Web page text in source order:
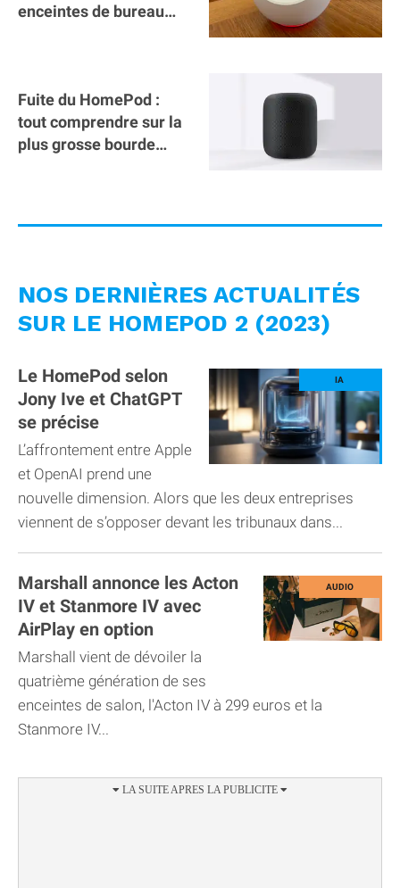
enceintes de bureau
Fuite du HomePod :
tout comprendre sur la
plus grosse bourde
NOS DERNIÈRES ACTUALITÉS
SUR LE HOMEPOD 2 (2023)
Le HomePod selon
Jony Ive et ChatGPT
se précise
L’affrontement entre Apple
et OpenAI prend une
nouvelle dimension. Alors que les deux entreprises
viennent de s’opposer devant les tribunaux dans...
Marshall annonce les Acton
IV et Stanmore IV avec
AirPlay en option
Marshall vient de dévoiler la
quatrième génération de ses
enceintes de salon, l'Acton IV à 299 euros et la
Stanmore IV...